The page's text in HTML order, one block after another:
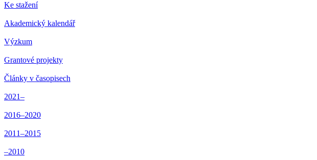
Ke stažení
Akademický kalendář
Výzkum
Grantové projekty
Články v časopisech
2021–
2016–2020
2011–2015
–2010